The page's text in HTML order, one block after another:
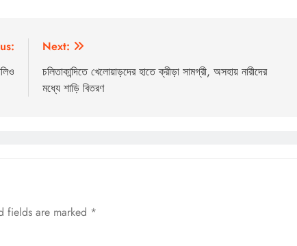
Next:
চলিতাকান্দিতে খেলোয়াড়দের হাতে ক্রীড়া সামগ্রী, অসহায় নারীদের
মধ্যে শাড়ি বিতরণ
fields are marked *